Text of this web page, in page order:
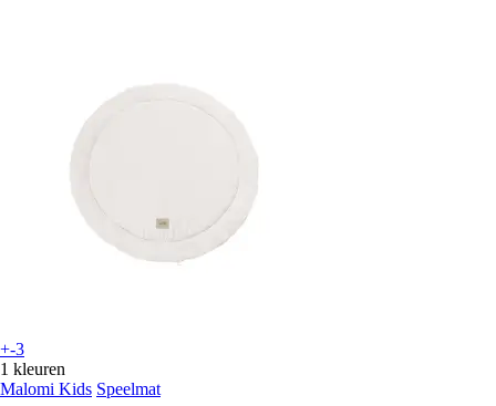
+-3
1 kleuren
Malomi Kids Speelmat